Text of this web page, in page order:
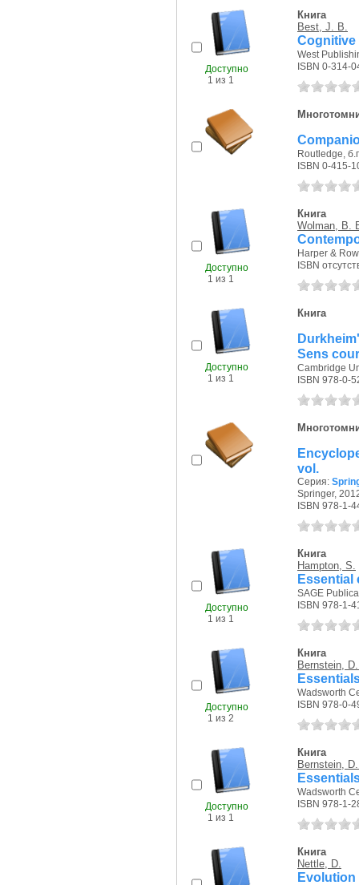
Доступно
1 из 1
Книга
Best, J. B.
West
ISBN 0-314-
Routledge,
ISBN 0-415-
Доступно
1 из 1
Книга
Wolman, B.
Harper &
ISBN
Доступно
1 из 1
Книга
Sens
Cambridge
ISBN 978-0-
vol.
Серия:
Springer,
ISBN 978-1-
Доступно
1 из 1
Книга
Hampton, S.
Essential
SAGE
ISBN 978-1-
Доступно
1 из 2
Книга
Bernstein,
Wadsworth
ISBN 978-0-
Доступно
1 из 1
Книга
Bernstein,
Wadsworth
ISBN 978-1-
Книга
Nettle, D.